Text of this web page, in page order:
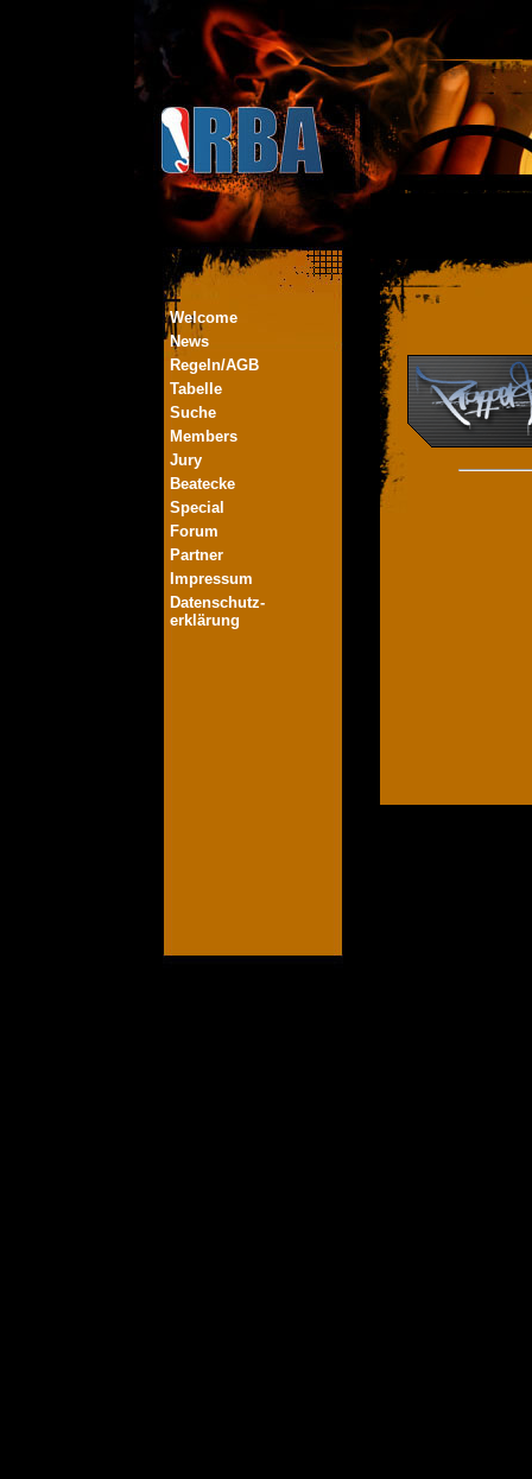
Welcome
News
Regeln/AGB
Tabelle
Suche
Members
Jury
Beatecke
Special
Forum
Partner
Impressum
Datenschutz-
erklärung